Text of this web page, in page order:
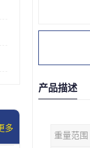
多
产品描述
重量范围